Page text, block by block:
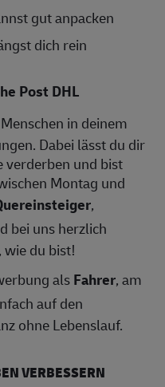
gut anpacken
dich rein
Post DHL
in deinem
Dabei lässt du dir
verderben und bist
Montag und
,
bei uns herzlich
du bist!
alsFahrer, am
auf den
ohne Lebenslauf.
VERBESSERN